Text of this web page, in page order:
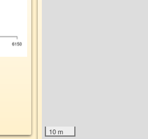
10 m